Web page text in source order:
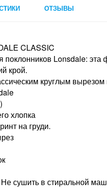
ОТЗЫВЫ
CLASSIC
Lonsdale: эта
крой.
круглым
хлопка
на груди.
Не сушить в стиральной